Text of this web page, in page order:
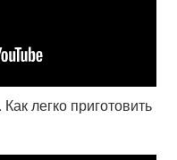
легко приготовить